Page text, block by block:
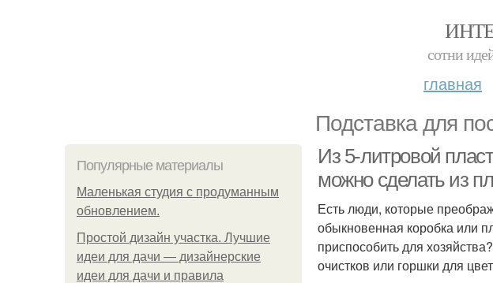
сотни
главная
Подставка для
Популярные материалы
Маленькая студия с продуманным
обновлением.
Простой дизайн участка. Лучшие
идеи для дачи — дизайнерские
идеи для дачи и правила
Из 5-литровой
можно сделать из
Есть люди, которые
обыкновенная коробка или
приспособить для
очистков или горшки для